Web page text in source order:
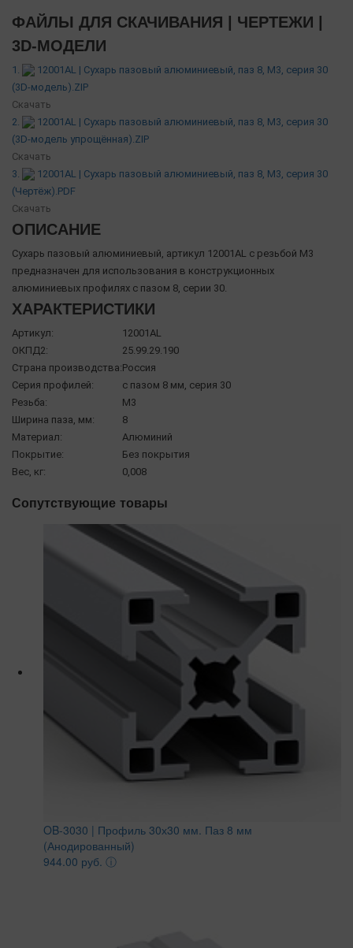
ФАЙЛЫ ДЛЯ СКАЧИВАНИЯ | ЧЕРТЕЖИ |
3D-МОДЕЛИ
1.
12001AL | Сухарь пазовый алюминиевый, паз 8, М3, серия 30
(3D-модель).ZIP
Скачать
2.
12001AL | Сухарь пазовый алюминиевый, паз 8, М3, серия 30
(3D-модель упрощённая).ZIP
Скачать
3.
12001AL | Сухарь пазовый алюминиевый, паз 8, М3, серия 30
(Чертёж).PDF
Скачать
ОПИСАНИЕ
Сухарь пазовый алюминиевый, артикул 12001AL с резьбой М3
предназначен для использования в конструкционных
алюминиевых профилях с пазом 8, серии 30.
ХАРАКТЕРИСТИКИ
Артикул:
12001AL
ОКПД2:
25.99.29.190
Страна производства:Россия
Серия профилей:
с пазом 8 мм, серия 30
Резьба:
М3
Ширина паза, мм:
8
Материал:
Алюминий
Покрытие:
Без покрытия
Вес, кг:
0,008
Сопутствующие товары
OB-3030 | Профиль 30х30 мм. Паз 8 мм
(Анодированный)
944.00 руб. ⓘ